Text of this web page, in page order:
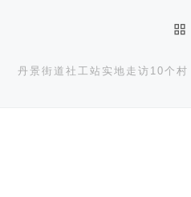
丹景街道社工站实地走访10个